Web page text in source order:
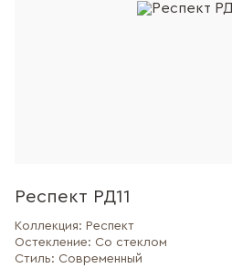
Респект РД11
Коллекция: Респект
Остекление: Со стеклом
Стиль: Современный